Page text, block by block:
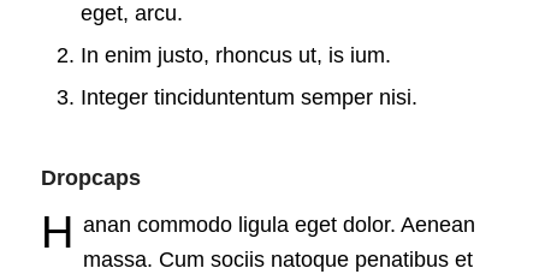
eget, arcu.
In enim justo, rhoncus ut, is ium.
Integer tinciduntentum semper nisi.
Dropcaps
H anan commodo ligula eget dolor. Aenean
massa. Cum sociis natoque penatibus et